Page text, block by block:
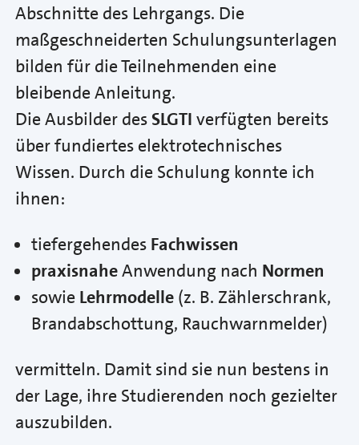
Abschnitte des Lehrgangs. Die
maßgeschneiderten Schulungsunterlagen
bilden für die Teilnehmenden eine
bleibende Anleitung.
Die Ausbilder des SLGTI verfügten bereits
über fundiertes elektrotechnisches
Wissen. Durch die Schulung konnte ich
ihnen:
tiefergehendes Fachwissen
praxisnaheAnwendung nach Normen
sowie Lehrmodelle (z. B. Zählerschrank,
Brandabschottung, Rauchwarnmelder)
vermitteln. Damit sind sie nun bestens in
der Lage, ihre Studierenden noch gezielter
auszubilden.